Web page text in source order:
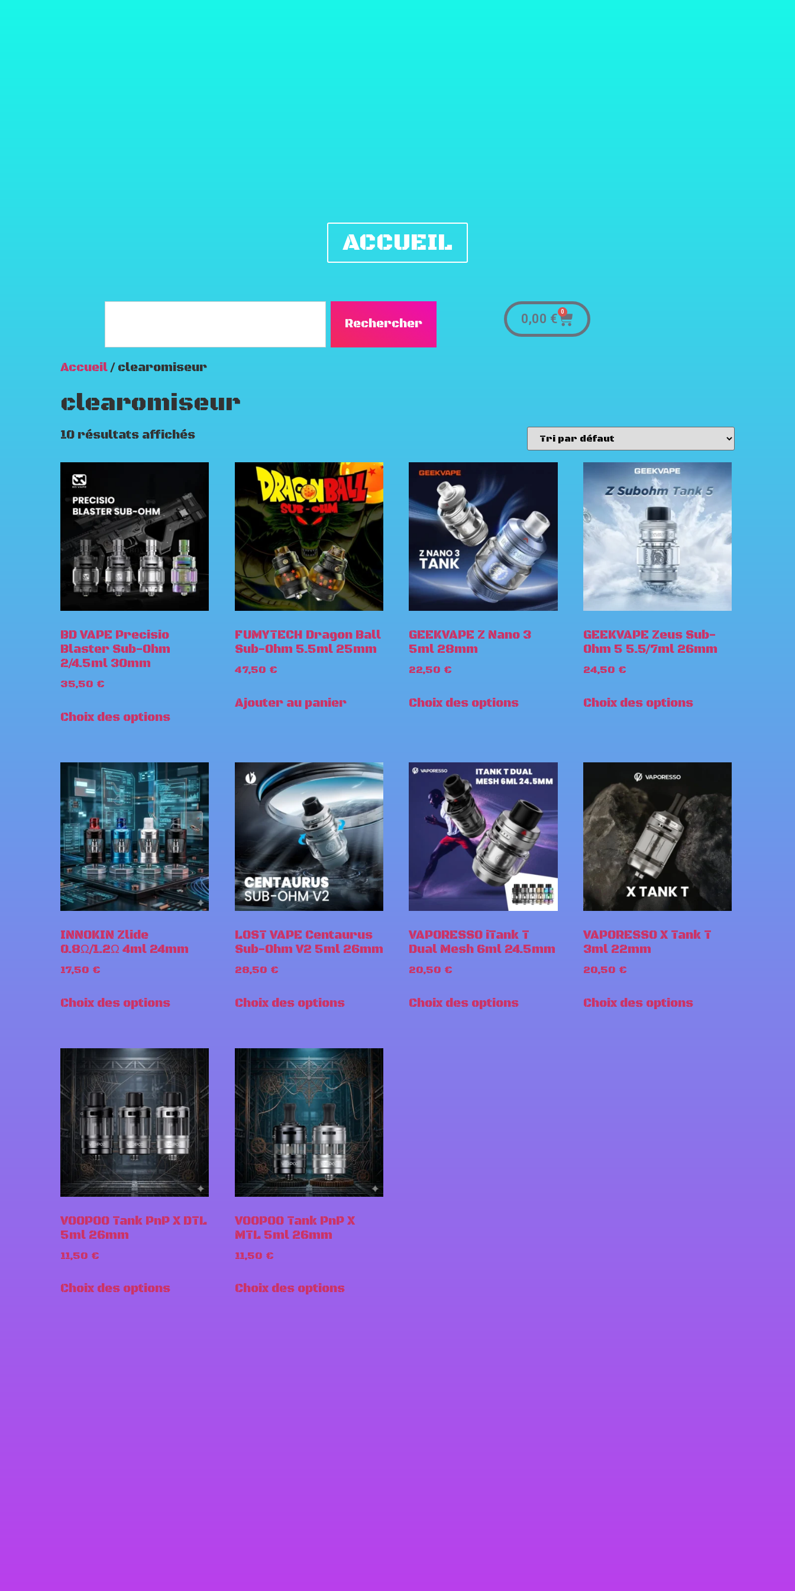
ACCUEIL
Rechercher 0,00 € 0
Accueil/ clearomiseur
clearomiseur
10 résultats affichés
BD VAPE Precisio
Blaster Sub-Ohm
2/4.5ml 30mm
35,50 €
Choix des options
FUMYTECH Dragon Ball
Sub-Ohm 5.5ml 25mm
47,50 €
Ajouter au panier
GEEKVAPE Z Nano 3
5ml 28mm
22,50 €
Choix des options
GEEKVAPE Zeus Sub-
Ohm 5 5.5/7ml 26mm
24,50 €
Choix des options
INNOKIN Zlide
0.8Ω/1.2Ω 4ml 24mm
17,50 €
Choix des options
LOST VAPE Centaurus
Sub-Ohm V2 5ml 26mm
28,50 €
Choix des options
VAPORESSO iTank T
Dual Mesh 6ml 24.5mm
20,50 €
Choix des options
VAPORESSO X Tank T
3ml 22mm
20,50 €
Choix des options
VOOPOO Tank PnP X DTL
5ml 26mm
11,50 €
Choix des options
VOOPOO Tank PnP X
MTL 5ml 26mm
11,50 €
Choix des options